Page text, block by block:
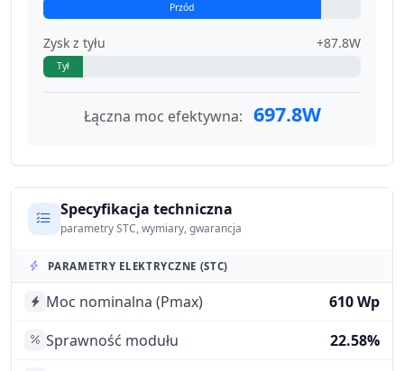
Przód
Zysk z tyłu +87.8W
Tył
Łączna moc efektywna: 697.8W
Specyfikacja techniczna
parametry STC, wymiary, gwarancja
PARAMETRY ELEKTRYCZNE (STC)
Moc nominalna (Pmax)
610 Wp
Sprawność modułu
22.58%